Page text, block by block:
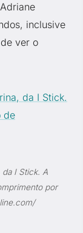
inclusive
ver o
I Stick. A
por